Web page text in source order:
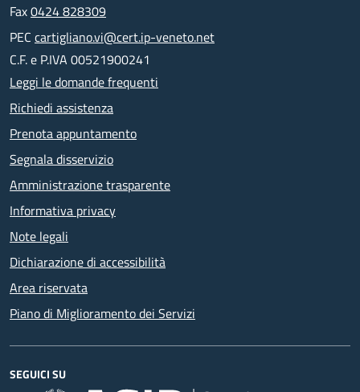
Fax0424 828309
PEC cartigliano.vi@cert.ip-veneto.net
C.F. e P.IVA 00521900241
Leggi le domande frequenti
Richiedi assistenza
Prenota appuntamento
Segnala disservizio
Amministrazione trasparente
Informativa privacy
Note legali
Dichiarazione di accessibilità
Area riservata
Piano di Miglioramento dei Servizi
SEGUICI SU